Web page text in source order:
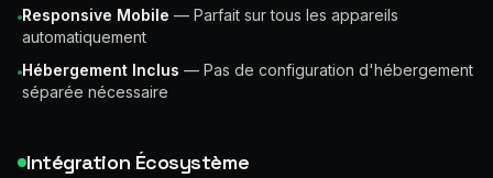
Responsive Mobile — Parfait sur tous les appareils
automatiquement
Hébergement Inclus — Pas de configuration d'hébergement
séparée nécessaire
Intégration Écosystème